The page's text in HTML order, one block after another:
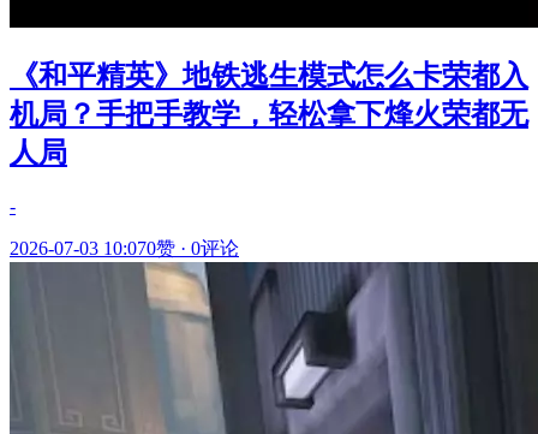
《和平精英》地铁逃生模式怎么卡荣都入
机局？手把手教学，轻松拿下烽火荣都无
人局
-
2026-07-03 10:070赞 · 0评论